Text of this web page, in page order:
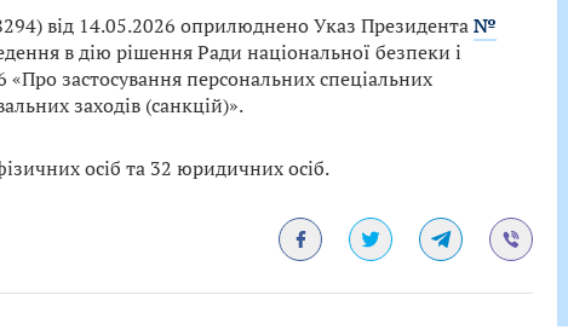
від 14.05.2026 оприлюднено Указ Президента№
в дію рішення Ради національної безпеки і
застосування персональних спеціальних
заходів (санкцій)».
осіб та 32 юридичних осіб.